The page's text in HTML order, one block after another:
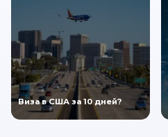
Виза в США за 10 дней?